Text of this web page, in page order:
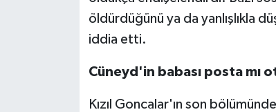
öldürdüğünü ya da yanlışlıkla
iddia etti.
Cüneyd'in babası posta mı
Kızıl Goncalar'ın son